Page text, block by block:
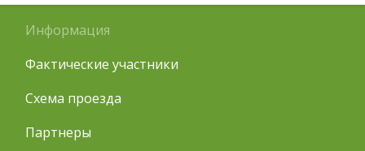
Информация
Фактические участники
Схема проезда
Партнеры